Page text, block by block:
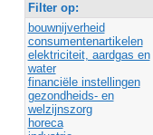
Filter op:
bouwnijverheid
consumentenartikelen
elektriciteit, aardgas en
water
financiële instellingen
gezondheids- en
welzijnszorg
horeca